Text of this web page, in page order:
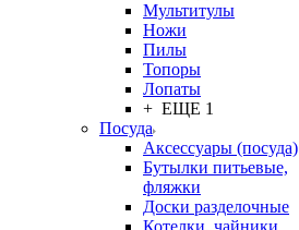
Мультитулы
Ножи
Пилы
Топоры
Лопаты
+ ЕЩЕ 1
Посуда
Аксессуары (посуда)
Бутылки питьевые,
фляжки
Доски разделочные
Котелки, чайники